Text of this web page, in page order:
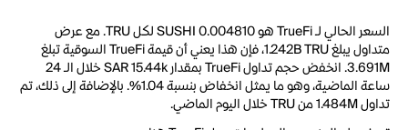
السعر الحالي لـ TrueFi هو SUSHI 0.004810 لكل TRU. مع عرض
متداول يبلغ 1.242B TRU، فإن هذا يعني أن قيمة TrueFi السوقية تبلغ
3.691M. انخفض حجم تداول TrueFi بمقدار SAR 15.44k خلال الـ 24
ساعة الماضية، وهو ما يمثل انخفاض بنسبة 1.04%. بالإضافة إلى ذلك، تم
تداول 1.484M من TRU خلال اليوم الماضي.